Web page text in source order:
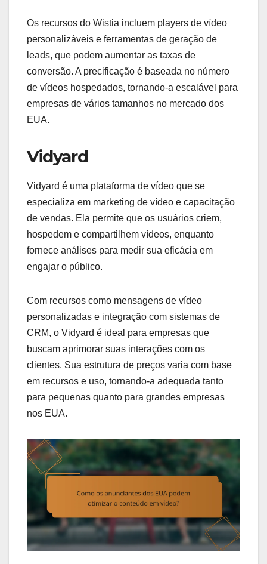
Os recursos do Wistia incluem players de vídeo
personalizáveis e ferramentas de geração de
leads, que podem aumentar as taxas de
conversão. A precificação é baseada no número
de vídeos hospedados, tornando-a escalável para
empresas de vários tamanhos no mercado dos
EUA.
Vidyard
Vidyard é uma plataforma de vídeo que se
especializa em marketing de vídeo e capacitação
de vendas. Ela permite que os usuários criem,
hospedem e compartilhem vídeos, enquanto
fornece análises para medir sua eficácia em
engajar o público.
Com recursos como mensagens de vídeo
personalizadas e integração com sistemas de
CRM, o Vidyard é ideal para empresas que
buscam aprimorar suas interações com os
clientes. Sua estrutura de preços varia com base
em recursos e uso, tornando-a adequada tanto
para pequenas quanto para grandes empresas
nos EUA.